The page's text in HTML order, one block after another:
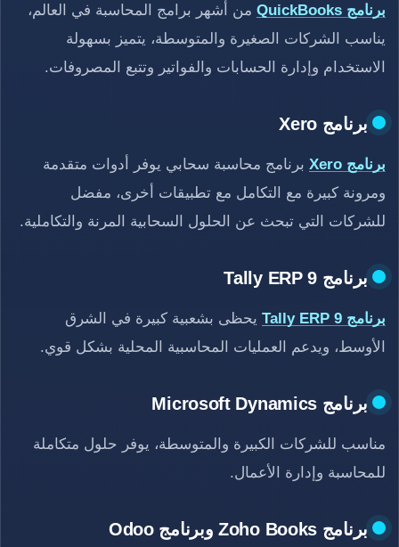
برنامج QuickBooks
من أشهر برامج المحاسبة في العالم،
يناسب الشركات الصغيرة والمتوسطة، يتميز بسهولة
الاستخدام وإدارة الحسابات والفواتير وتتبع المصروفات.
برنامج Xero
برنامج Xero
برنامج محاسبة سحابي يوفر أدوات متقدمة
ومرونة كبيرة مع التكامل مع تطبيقات أخرى، مفضل
للشركات التي تبحث عن الحلول السحابية المرنة والتكاملية.
برنامج Tally ERP 9
برنامج Tally ERP 9
يحظى بشعبية كبيرة في الشرق
الأوسط، ويدعم العمليات المحاسبية المحلية بشكل قوي.
برنامج Microsoft Dynamics
مناسب للشركات الكبيرة والمتوسطة، يوفر حلول متكاملة
للمحاسبة وإدارة الأعمال.
برنامج Zoho Books وبرنامج Odoo